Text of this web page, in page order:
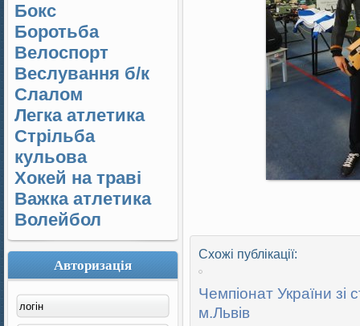
Бокс
Боротьба
Велоспорт
Веслування б/к
Cлалом
Легка атлетика
Стрільба
кульова
Хокей на траві
Важка атлетика
Волейбол
Авторизація
Схожі публікації:
Чемпіонат України зі
м.Львів